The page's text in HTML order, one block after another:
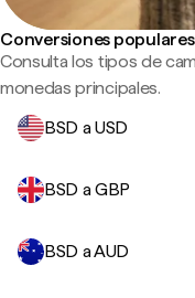
Conversiones populares
Consulta los tipos de
monedas principales.
BSD a USD
BSD a GBP
BSD a AUD